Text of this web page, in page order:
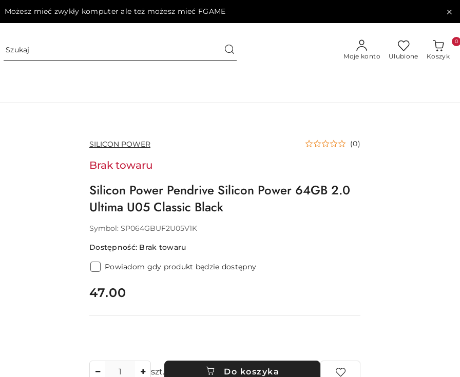
Możesz mieć zwykły komputer ale też możesz mieć FGAME
Moje konto Ulubione Koszyk
0
NAZWA
PRODUCENTA:
SILICON POWER (0)
Brak towaru
Silicon Power Pendrive Silicon Power 64GB 2.0
Ultima U05 Classic Black
Symbol: SP064GBUF2U05V1K
Dostępność: Brak towaru
Powiadom gdy produkt będzie dostępny
cena:
47.00
szt. Do koszyka